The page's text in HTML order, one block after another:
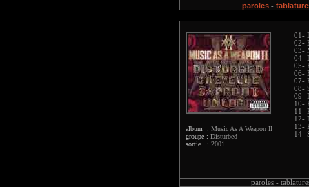
paroles -
album : Music As A Weapon II
groupe : Disturbed
sortie : 2001
01-
02-
03-
04-
05-
06-
07-
08-
09-
10-
11-
12-
13-
14-
paroles -